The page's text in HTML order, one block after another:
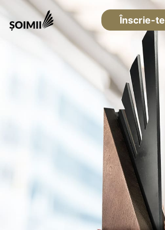
Înscrie-te